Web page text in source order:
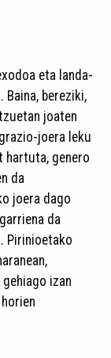
eta landa-
bereziki,
joaten
joera leku
hartuta, genero
da
joera dago
da
Pirinioetako
izan